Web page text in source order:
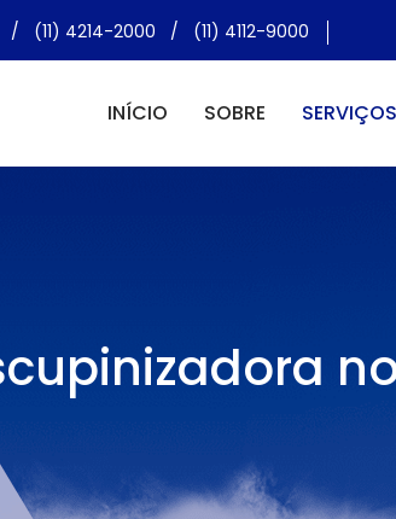
/ (11) 4214-2000 / (11) 4112-9000
INÍCIO SOBRE SERVIÇOS